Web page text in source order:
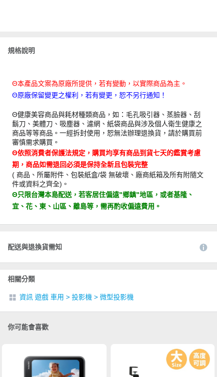
規格說明
Θ本產品文案為原廠所提供，若有變動，以實際商品為主。
Θ原廠保留變更之權利，若有變更，恕不另行通知！
Θ健康美容商品與耗材種類商品，如：毛孔吸引器、蒸臉器、刮
鬍刀、美體刀、吸塵器、濾網、紙袋商品與涉及個人衛生健康之
商品等等商品。一經拆封使用，恕無法辦理退換貨，請於購買前
審慎需求購買。
Θ依照消費者保護法規定，購買均享有商品到貨七天的鑑賞考慮
期，商品如需退回必須是保持全新且包裝完整
( 商品、所屬附件、包裝紙盒/袋 無破壞、廠商紙箱及所有附隨文
件或資料之齊全)。
Θ只限台灣本島配送，若客居住偏遠"鄉鎮"地區，或者基隆、
宜、花、東、山區、離島等，需再酌收偏遠費用。
配送與退換貨需知
相關分類
資訊 遊戲 車用 > 投影機 > 微型投影機
你可能會喜歡